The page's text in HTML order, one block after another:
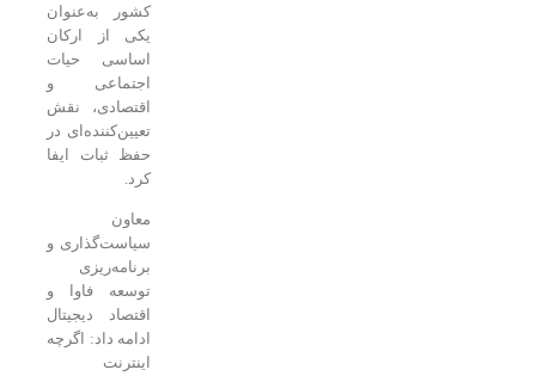
کشور به‌عنوان
یکی از ارکان
اساسی حیات
اجتماعی و
اقتصادی، نقش
تعیین‌کننده‌ای در
حفظ ثبات ایفا
سیاست‌گذاری و
توسعه فاوا و
اقتصاد دیجیتال
ادامه داد: اگرچه